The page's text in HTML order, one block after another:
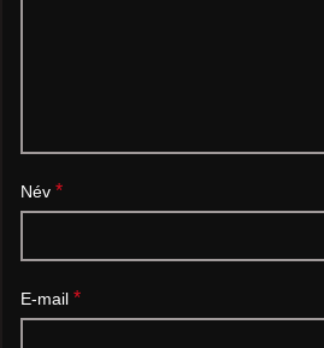
Név *
E-mail *